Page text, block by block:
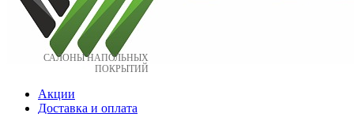
САЛОНЫ НАПОЛЬНЫХ
ПОКРЫТИЙ
Акции
Доставка и оплата